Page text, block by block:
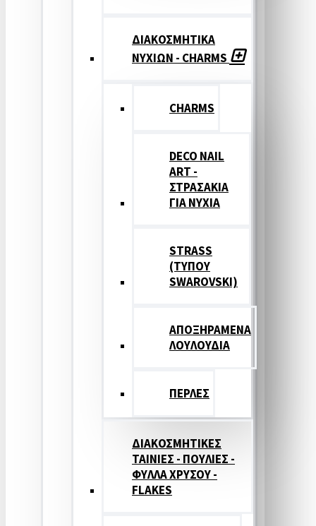
ΔΙΑΚΟΣΜΗΤΙΚΑ
ΝΥΧΙΩΝ - CHARMS
CHARMS
DECO NAIL
ART -
ΣΤΡΑΣΑΚΙΑ
ΓΙΑ ΝΥΧΙΑ
STRASS
(ΤΥΠΟΥ
SWAROVSKI)
ΑΠΟΞΗΡΑΜΕΝΑ
ΛΟΥΛΟΥΔΙΑ
ΠΕΡΛΕΣ
ΔΙΑΚΟΣΜΗΤΙΚΕΣ
ΤΑΙΝΙΕΣ - ΠΟΥΛΙΕΣ -
ΦΥΛΛΑ ΧΡΥΣΟΥ -
FLAKES